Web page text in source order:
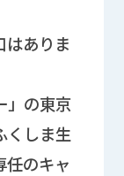
はありま
」の東京
くしま生
任のキャ